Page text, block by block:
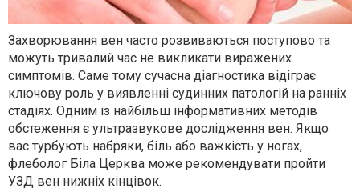
Захворювання вен часто розвиваються поступово та
можуть тривалий час не викликати виражених
симптомів. Саме тому сучасна діагностика відіграє
ключову роль у виявленні судинних патологій на ранніх
стадіях. Одним із найбільш інформативних методів
обстеження є ультразвукове дослідження вен. Якщо
вас турбують набряки, біль або важкість у ногах,
флеболог Біла Церква може рекомендувати пройти
УЗД вен нижніх кінцівок.